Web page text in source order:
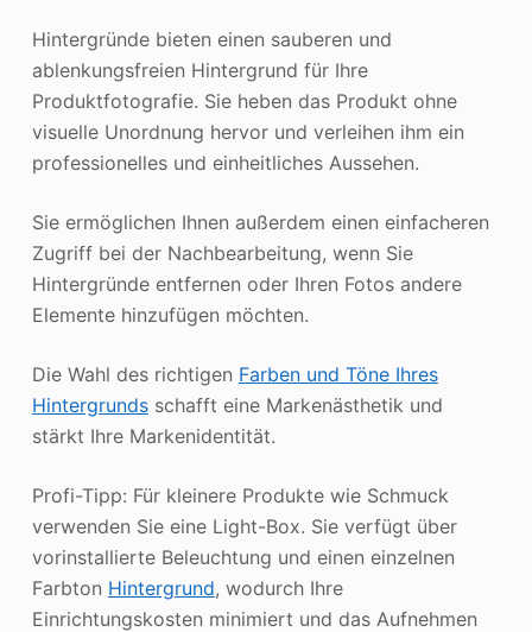
Hintergründe bieten einen sauberen und
ablenkungsfreien Hintergrund für Ihre
Produktfotografie. Sie heben das Produkt ohne
visuelle Unordnung hervor und verleihen ihm ein
professionelles und einheitliches Aussehen.
Sie ermöglichen Ihnen außerdem einen einfacheren
Zugriff bei der Nachbearbeitung, wenn Sie
Hintergründe entfernen oder Ihren Fotos andere
Elemente hinzufügen möchten.
Die Wahl des richtigen Farben und Töne Ihres
Hintergrundsschafft eine Markenästhetik und
stärkt Ihre Markenidentität.
Profi-Tipp: Für kleinere Produkte wie Schmuck
verwenden Sie eine Light-Box. Sie verfügt über
vorinstallierte Beleuchtung und einen einzelnen
Farbton Hintergrund, wodurch Ihre
Einrichtungskosten minimiert und das Aufnehmen